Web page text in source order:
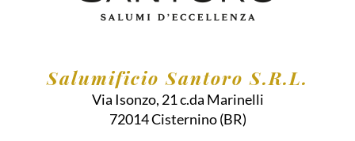
Salumificio Santoro S.R.L.
Via Isonzo, 21 c.da Marinelli
72014Cisternino (BR)